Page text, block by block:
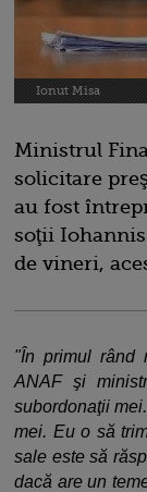
Ionut Misa
Ministrul
solicitare
au fost
soţii
de vineri,
"În primul rând
ANAF şi
subordonaţii
mei. Eu o să
sale este să
dacă are un